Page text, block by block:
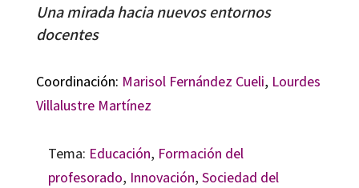
Una mirada hacia nuevos entornos
docentes
Coordinación: Marisol Fernández Cueli, Lourdes
Villalustre Martínez
Tema: Educación, Formación del
profesorado, Innovación, Sociedad del